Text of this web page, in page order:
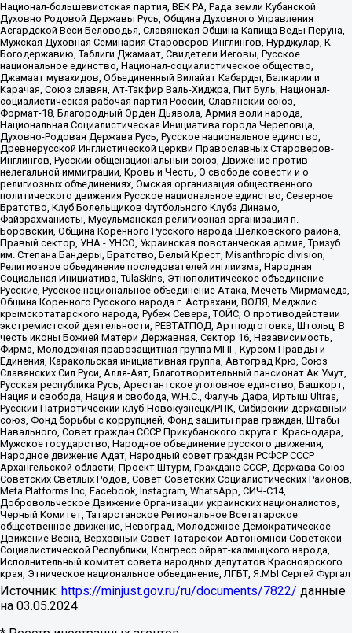
Национал-большевистская партия, ВЕК РА, Рада земли Кубанской
Духовно Родовой Державы Русь, Община Духовного Управления
Асгардской Веси Беловодья, Славянская Община Капища Веды Перуна,
Мужская Духовная Семинария Староверов-Инглингов, Нурджулар, К
Богодержавию, Таблиги Джамаат, Свидетели Иеговы, Русское
национальное единство, Национал-социалистическое общество,
Джамаат мувахидов, Объединенный Вилайат Кабарды, Балкарии и
Карачая, Союз славян, Ат-Такфир Валь-Хиджра, Пит Буль, Национал-
социалистическая рабочая партия России, Славянский союз,
Формат-18, Благородный Орден Дьявола, Армия воли народа,
Национальная Социалистическая Инициатива города Череповца,
Духовно-Родовая Держава Русь, Русское национальное единство,
Древнерусской Инглистической церкви Православных Староверов-
Инглингов, Русский общенациональный союз, Движение против
нелегальной иммиграции, Кровь и Честь, О свободе совести и о
религиозных объединениях, Омская организация общественного
политического движения Русское национальное единство, Северное
Братство, Клуб Болельщиков Футбольного Клуба Динамо,
Файзрахманисты, Мусульманская религиозная организация п.
Боровский, Община Коренного Русского народа Щелковского района,
Правый сектор, УНА - УНСО, Украинская повстанческая армия, Тризуб
им. Степана Бандеры, Братство, Белый Крест, Misanthropic division,
Религиозное объединение последователей инглиизма, Народная
Социальная Инициатива, TulaSkins, Этнополитическое объединение
Русские, Русское национальное объединение Атака, Мечеть Мирмамеда,
Община Коренного Русского народа г. Астрахани, ВОЛЯ, Меджлис
крымскотатарского народа, Рубеж Севера, ТОЙС, О противодействии
экстремистской деятельности, РЕВТАТПОД, Артподготовка, Штольц, В
честь иконы Божией Матери Державная, Сектор 16, Независимость,
Фирма, Молодежная правозащитная группа МПГ, Курсом Правды и
Единения, Каракольская инициативная группа, Автоград Крю, Союз
Славянских Сил Руси, Алля-Аят, Благотворительный пансионат Ак Умут,
Русская республика Русь, Арестантское уголовное единство, Башкорт,
Нация и свобода, Нация и свобода, W.H.С., Фалунь Дафа, Иртыш Ultras,
Русский Патриотический клуб-Новокузнецк/РПК, Сибирский державный
союз, Фонд борьбы с коррупцией, Фонд защиты прав граждан, Штабы
Навального, Совет граждан СССР Прикубанского округа г. Краснодара,
Мужское государство, Народное объединение русского движения,
Народное движение Адат, Народный совет граждан РСФСР СССР
Архангельской области, Проект Штурм, Граждане СССР, Держава Союз
Советских Светлых Родов, Совет Советских Социалистических Районов,
Meta Platforms Inc, Facebook, Instagram, WhatsApp, СИЧ-С14,
Добровольческое Движение Организации украинских националистов,
Черный Комитет, Татарстанское Региональное Всетатарское
общественное движение, Невоград, Молодежное Демократическое
Движение Весна, Верховный Совет Татарской Автономной Советской
Социалистической Республики, Конгресс ойрат-калмыцкого народа,
Исполнительный комитет совета народных депутатов Красноярского
края, Этническое национальное объединение, ЛГБТ, Я.МЫ Сергей Фургал
Источник: https://minjust.gov.ru/ru/documents/7822/ данные
на 03.05.2024